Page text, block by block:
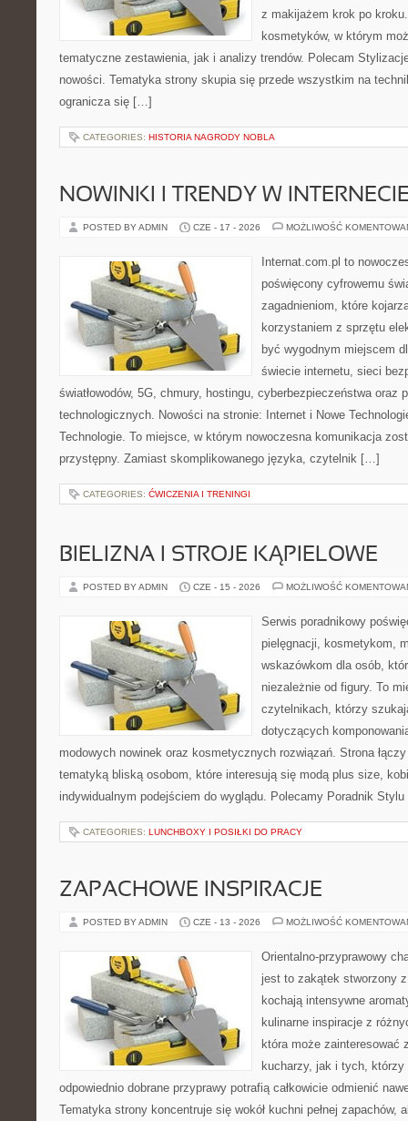
z makijażem krok po
kosmetyków, w którym
tematyczne zestawienia, jak i analizy trendów. Polecam
nowości. Tematyka strony skupia się przede wszystkim na
ogranicza się […]
CATEGORIES: HISTORIA NAGRODY NOBLA
NOWINKI I TRENDY W
POSTED BY ADMIN CZE - 17 - 2026 MOŻLIWOŚĆ
Internat.com.pl to
poświęcony cyfrowemu
zagadnieniom, które
korzystaniem z sprzętu
być wygodnym miejscem
świecie internetu, sieci
światłowodów, 5G, chmury, hostingu, cyberbezpieczeństwa oraz
technologicznych. Nowości na stronie: Internet i Nowe
Technologie. To miejsce, w którym nowoczesna komunikacja
przystępny. Zamiast skomplikowanego języka, czytelnik […]
CATEGORIES: ĆWICZENIA I TRENINGI
BIELIZNA I STROJE KĄPIELOWE
POSTED BY ADMIN CZE - 15 - 2026 MOŻLIWOŚĆ
Serwis poradnikowy
pielęgnacji, kosmetykom,
wskazówkom dla osób,
niezależnie od figury. To
czytelnikach, którzy
dotyczących
modowych nowinek oraz kosmetycznych rozwiązań. Strona
tematyką bliską osobom, które interesują się modą plus size,
indywidualnym podejściem do wyglądu. Polecamy Poradnik
CATEGORIES: LUNCHBOXY I POSIŁKI DO PRACY
ZAPACHOWE INSPIRACJE
POSTED BY ADMIN CZE - 13 - 2026 MOŻLIWOŚĆ
Orientalno-przyprawowy
jest to zakątek stworzony
kochają intensywne
kulinarne inspiracje z
która może zainteresować
kucharzy, jak i tych, którzy
odpowiednio dobrane przyprawy potrafią całkowicie odmienić
Tematyka strony koncentruje się wokół kuchni pełnej zapachów,